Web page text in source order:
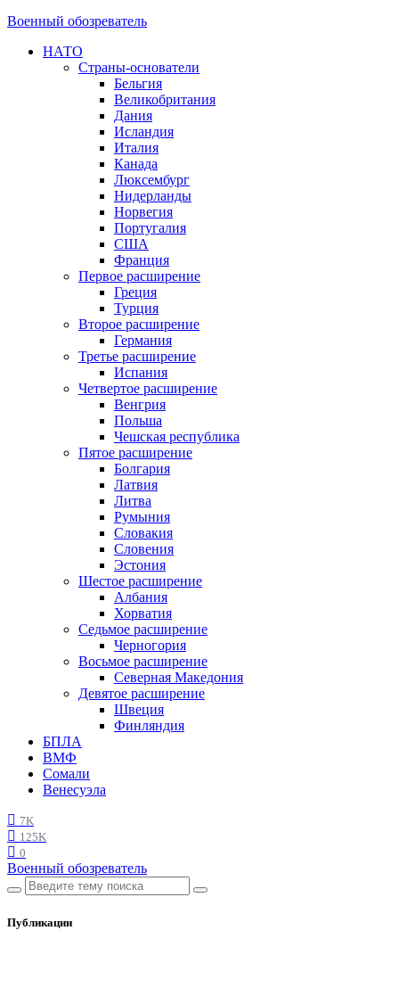
Военный обозреватель
НАТО
Страны-основатели
Бельгия
Великобритания
Дания
Исландия
Италия
Канада
Люксембург
Нидерланды
Норвегия
Португалия
США
Франция
Первое расширение
Греция
Турция
Второе расширение
Германия
Третье расширение
Испания
Четвертое расширение
Венгрия
Польша
Чешская республика
Пятое расширение
Болгария
Латвия
Литва
Румыния
Словакия
Словения
Эстония
Шестое расширение
Албания
Хорватия
Седьмое расширение
Черногория
Восьмое расширение
Северная Македония
Девятое расширение
Швеция
Финляндия
БПЛА
ВМФ
Сомали
Венесуэла
7K
125K
0
Военный обозреватель
Публикации